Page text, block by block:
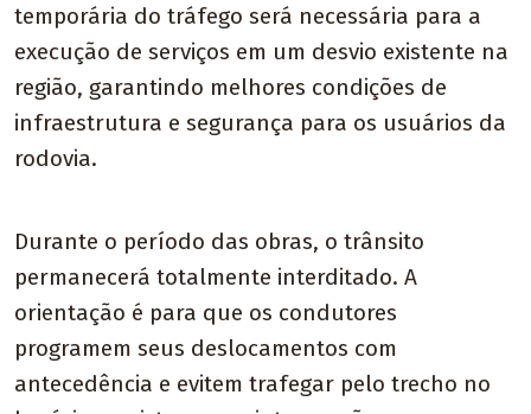
temporária do tráfego será necessária para a
execução de serviços em um desvio existente na
região, garantindo melhores condições de
infraestrutura e segurança para os usuários da
rodovia.
Durante o período das obras, o trânsito
permanecerá totalmente interditado. A
orientação é para que os condutores
programem seus deslocamentos com
antecedência e evitem trafegar pelo trecho no